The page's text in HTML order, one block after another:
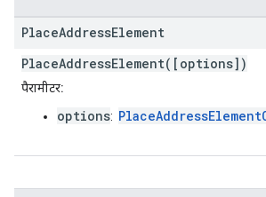
PlaceAddressElement
PlaceAddressElement([options])
पैरामीटर:
options: